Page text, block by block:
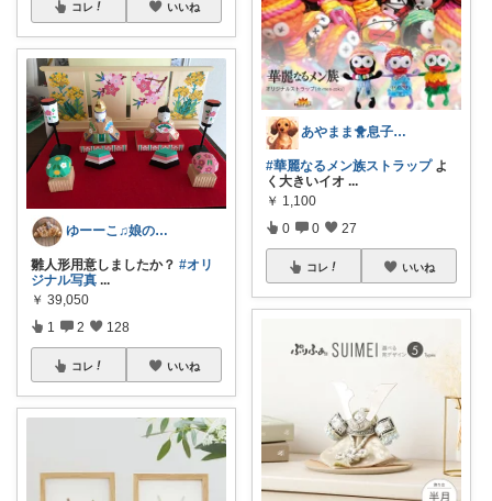
コレ いいね
ゆーーこ♫娘のOD治療中
雛人形用意しましたか？ #オリ
ジナル写真 ...
￥ 39,050
1 2 128
コレ いいね
あやまま🐥息子がインフルエンザA型😨
#華麗なるメン族ストラップよ
く大きいイオ ...
￥ 1,100
0 0 27
コレ いいね